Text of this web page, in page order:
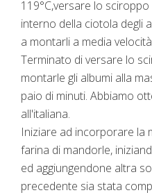
119°C,versare lo
interno della ciotola degli
a montarli a media
Terminato di versare lo
montarle gli albumi alla
paio di minuti. Abbiamo
all'italiana.
Iniziare ad incorporare la
farina di mandorle,
ed aggiungendone altra
precedente sia stata